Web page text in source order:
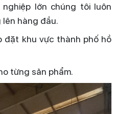
lớn chúng tôi luôn
hàng đầu.
đặt khu vực thành phố hồ
từng sản phẩm.